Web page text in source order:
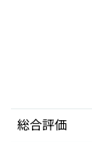
総合評価